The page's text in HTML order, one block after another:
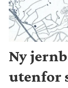
Ny
utenfor